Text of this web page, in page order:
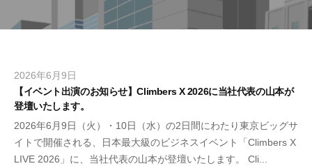
証
式
会
社
証
e
g
a
｜
資
2026年6月9日
y
森
田
雅
之
【イベント出演のお知らせ】Climbers X 2026に当社代表の山本が
登壇いたします。
2026年6月9日（火）・10日（水）の2日間にわたり東京ビッグサ
イトで開催される、日本最大級のビジネスイベント「Climbers X
LIVE 2026」に、当社代表の山本が登壇いたします。 Cli...